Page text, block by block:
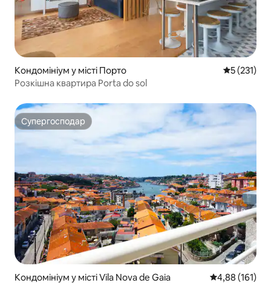
Кондомініум у місті Порто Середня
5 (231)
Розкішна квартира Porta do sol
Супергосподар
Супергосподар
Кондомініум у місті Vila Nova de Gaia Середня
4,88 (161)